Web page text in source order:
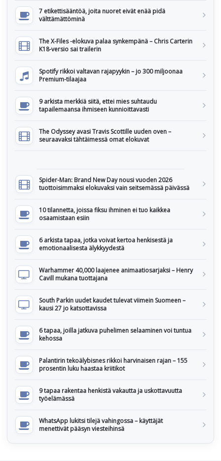
7 etikettisääntöä, joita nuoret eivät enää pidä
välttämättöminä
The X-Files -elokuva palaa synkempänä – Chris Carterin
K18-versio sai trailerin
Spotify rikkoi valtavan rajapyykin – jo 300 miljoonaa
Premium-tilaajaa
9 arkista merkkiä siitä, ettei mies suhtaudu
tapailemaansa ihmiseen kunnioittavasti
The Odyssey avasi Travis Scottille uuden oven –
seuraavaksi tähtäimessä omat elokuvat
Spider-Man: Brand New Day nousi vuoden 2026
tuottoisimmaksi elokuvaksi vain seitsemässä päivässä
10 tilannetta, joissa fiksu ihminen ei tuo kaikkea
osaamistaan esiin
6 arkista tapaa, jotka voivat kertoa henkisestä ja
emotionaalisesta älykkyydestä
Warhammer 40,000 laajenee animaatiosarjaksi – Henry
Cavill mukana tuottajana
South Parkin uudet kaudet tulevat viimein Suomeen –
kausi 27 jo katsottavissa
6 tapaa, joilla jatkuva puhelimen selaaminen voi tuntua
kehossa
Palantirin tekoälybisnes rikkoi harvinaisen rajan – 155
prosentin luku haastaa kriitikot
9 tapaa rakentaa henkistä vakautta ja uskottavuutta
työelämässä
WhatsApp lukitsi tilejä vahingossa – käyttäjät
menettivät pääsyn viesteihinsä